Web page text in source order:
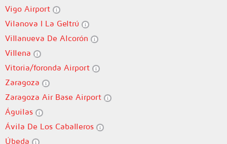
Vigo Airport
Vilanova I La Geltrú
Villanueva De Alcorón
Villena
Vitoria/foronda Airport
Zaragoza
Zaragoza Air Base Airport
Águilas
Ávila De Los Caballeros
Úbeda